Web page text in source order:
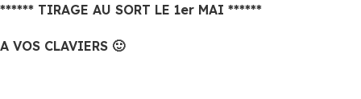
****** TIRAGE AU SORT LE 1er MAI ******
A VOS CLAVIERS 🙂